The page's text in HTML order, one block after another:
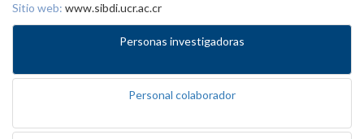
Sitio web: www.sibdi.ucr.ac.cr
Personas investigadoras
Personal colaborador